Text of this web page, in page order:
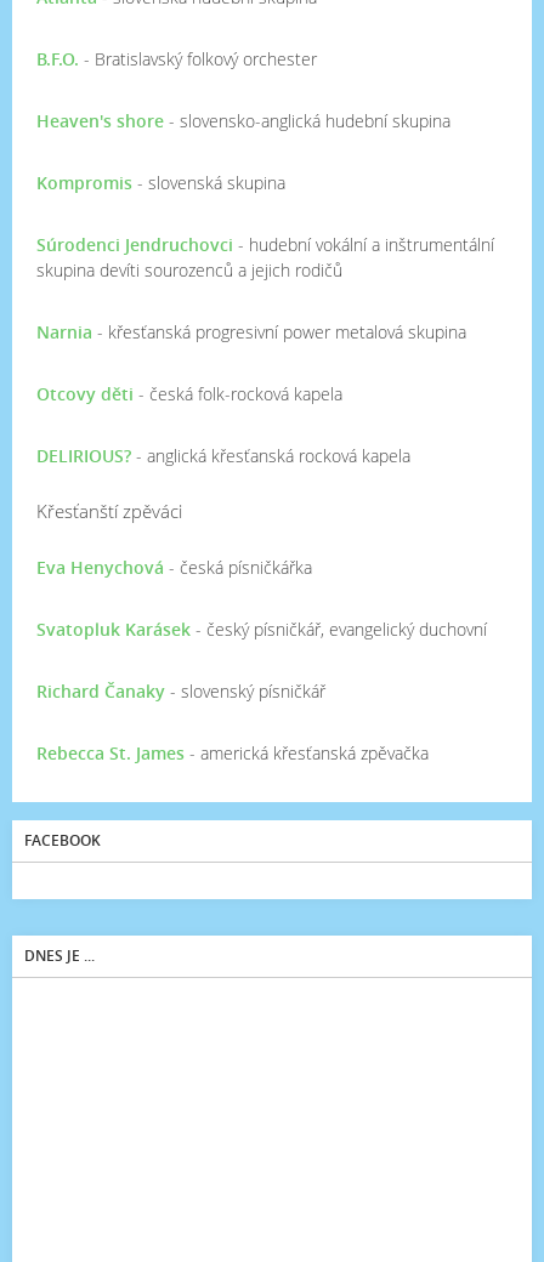
B.F.O. - Bratislavský folkový orchester
Heaven's shore - slovensko-anglická hudební skupina
Kompromis - slovenská skupina
Súrodenci Jendruchovci - hudební vokální a inštrumentální
skupina devíti sourozenců a jejich rodičů
Narnia - křesťanská progresivní power metalová skupina
Otcovy děti - česká folk-rocková kapela
DELIRIOUS? - anglická křesťanská rocková kapela
Křesťanští zpěváci
Eva Henychová - česká písničkářka
Svatopluk Karásek - český písničkář, evangelický duchovní
Richard Čanaky - slovenský písničkář
Rebecca St. James - americká křesťanská zpěvačka
FACEBOOK
DNES JE ...